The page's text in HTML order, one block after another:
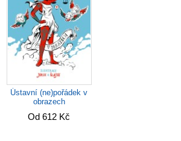
Ústavní (ne)pořádek v
obrazech
Od 612 Kč